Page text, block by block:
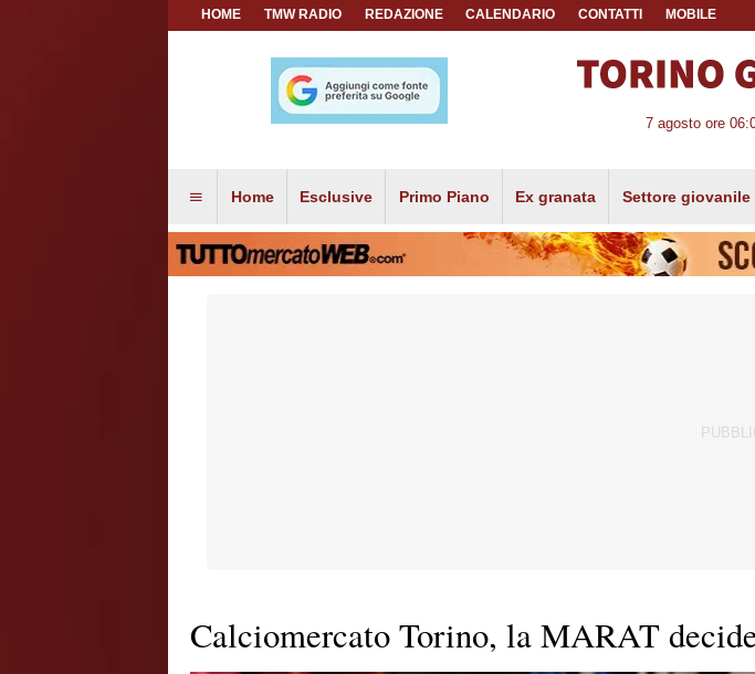
HOME TMW RADIO REDAZIONE CALENDARIO CONTATTI MOBILE
7 agosto ore
Home Esclusive Primo Piano Ex granata Settore giovanile
Calciomercato Torino, la MARAT